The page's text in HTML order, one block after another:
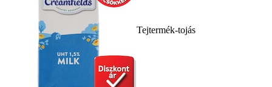
Tejtermék-tojás